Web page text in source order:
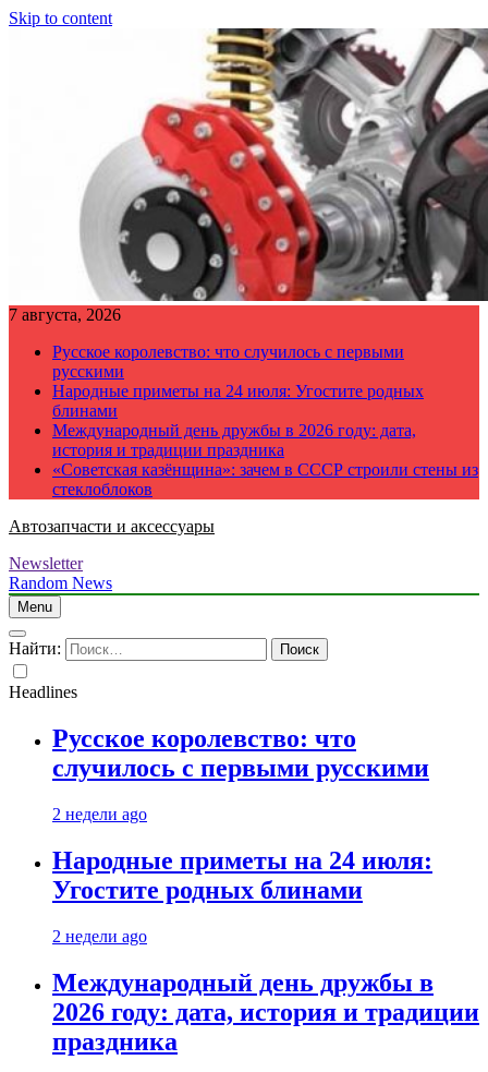
Skip to content
7 августа, 2026
Русское королевство: что случилось с первыми
русскими
Народные приметы на 24 июля: Угостите родных
блинами
Международный день дружбы в 2026 году: дата,
история и традиции праздника
«Советская казёнщина»: зачем в СССР строили стены из
стеклоблоков
Автозапчасти и аксессуары
Newsletter
Random News
Menu
Найти:
Headlines
Русское королевство: что
случилось с первыми русскими
2 недели ago
Народные приметы на 24 июля:
Угостите родных блинами
2 недели ago
Международный день дружбы в
2026 году: дата, история и традиции
праздника